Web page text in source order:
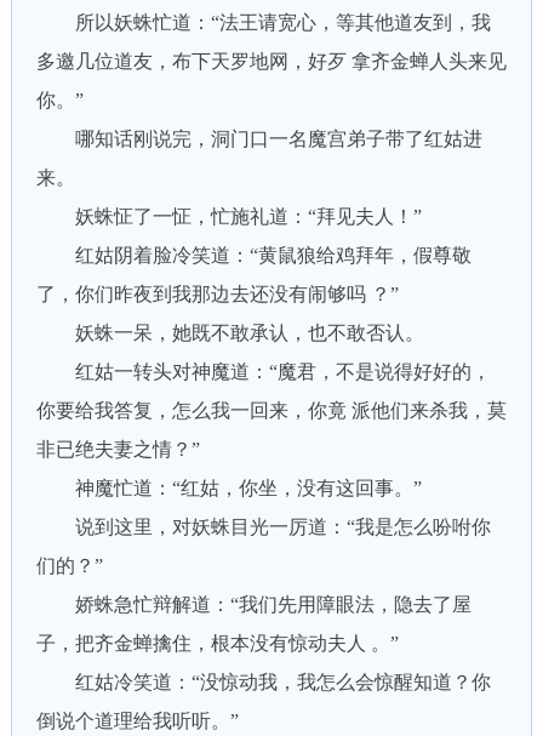
所以妖蛛忙道：“法王请宽心，等其他道友到，我
多邀几位道友，布下天罗地网，好歹 拿齐金蝉人头来见
你。”
哪知话刚说完，洞门口一名魔宫弟子带了红姑进
来。
妖蛛怔了一怔，忙施礼道：“拜见夫人！”
红姑阴着脸冷笑道：“黄鼠狼给鸡拜年，假尊敬
了，你们昨夜到我那边去还没有闹够吗 ？”
妖蛛一呆，她既不敢承认，也不敢否认。
红姑一转头对神魔道：“魔君，不是说得好好的，
你要给我答复，怎么我一回来，你竟 派他们来杀我，莫
非已绝夫妻之情？”
神魔忙道：“红姑，你坐，没有这回事。”
说到这里，对妖蛛目光一厉道：“我是怎么吩咐你
们的？”
娇蛛急忙辩解道：“我们先用障眼法，隐去了屋
子，把齐金蝉擒住，根本没有惊动夫人 。”
红姑冷笑道：“没惊动我，我怎么会惊醒知道？你
倒说个道理给我听听。”